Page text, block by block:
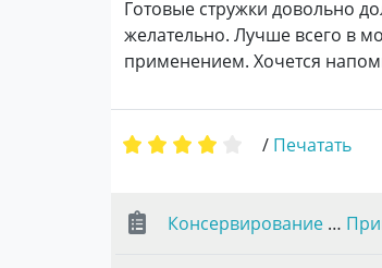
Готовые стружки довольно
желательно. Лучше всего в
применением. Хочется
/ Печатать
Консервирование …